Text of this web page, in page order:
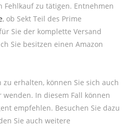
Fehlkauf zu tätigen. Entnehmen
, ob Sekt Teil des Prime
Sie der komplette Versand
Sie besitzen einen Amazon
erhalten, können Sie sich auch
In diesem Fall können
empfehlen. Besuchen Sie dazu
Sie auch weitere